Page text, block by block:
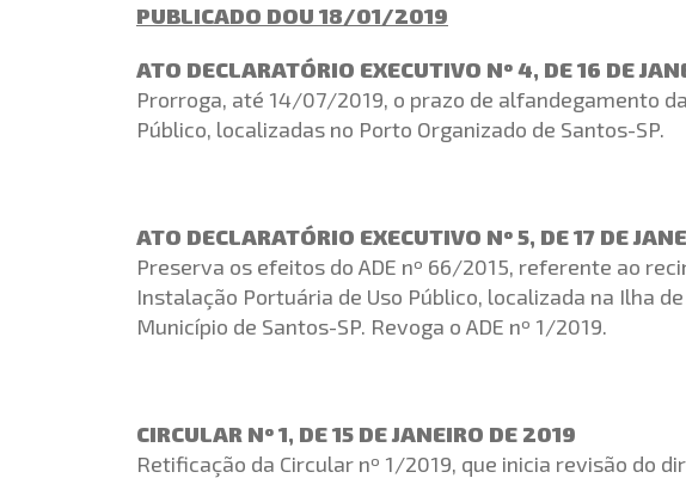
PUBLICADO DOU 18/01/2019
ATO DECLARATÓRIO EXECUTIVO Nº 4, DE 16 DE
Prorroga, até 14/07/2019, o prazo de alfandegamento
Público, localizadas no Porto Organizado de Santos-SP.
ATO DECLARATÓRIO EXECUTIVO Nº 5, DE 17 DE
Preserva os efeitos do ADE nº 66/2015, referente ao
Instalação Portuária de Uso Público, localizada na Ilha
Município de Santos-SP. Revoga o ADE nº 1/2019.
CIRCULAR Nº 1, DE 15 DE JANEIRO DE 2019
Retificação da Circular nº 1/2019, que inicia revisão do